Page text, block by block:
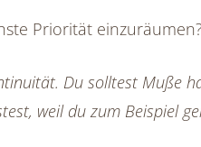
Priorität einzuräumen?
Du solltest Muße
weil du zum Beispiel